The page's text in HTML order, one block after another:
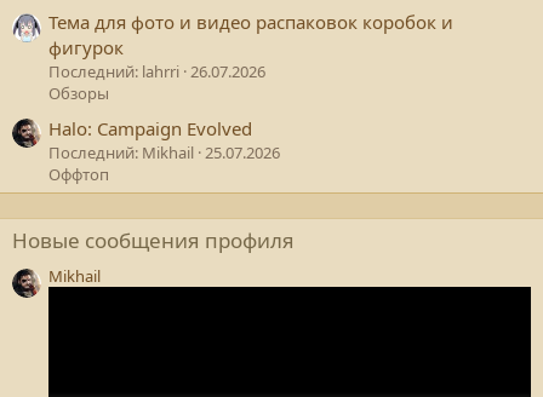
Тема для фото и видео распаковок коробок и
фигурок
Последний: lahrri 26.07.2026
Обзоры
Halo: Campaign Evolved
Последний: Mikhail 25.07.2026
Оффтоп
Новые сообщения профиля
Mikhail